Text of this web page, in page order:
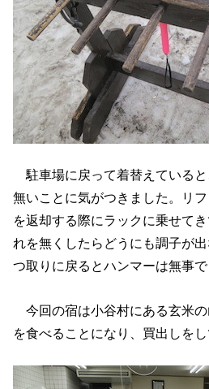
駐車場に戻って着替えている
無いことに気がつきました。リ
を返却する際にラックに乗せて
れを無くしたらどうにも調子が
つ取りに戻るとハンマーは無事
今回の宿は小谷村にある玄米
を食べることになり、買出しをし